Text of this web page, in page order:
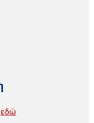
εδώ